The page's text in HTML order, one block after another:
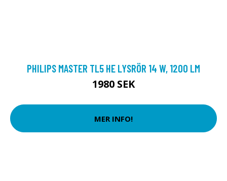
PHILIPS MASTER TL5 HE LYSRÖR 14 W, 1200 LM
1980 SEK
MER INFO!